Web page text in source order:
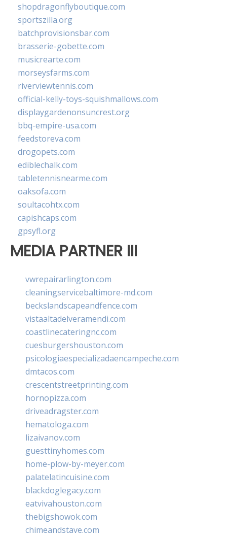
shopdragonflyboutique.com
sportszilla.org
batchprovisionsbar.com
brasserie-gobette.com
musicrearte.com
morseysfarms.com
riverviewtennis.com
official-kelly-toys-squishmallows.com
displaygardenonsuncrest.org
bbq-empire-usa.com
feedstoreva.com
drogopets.com
ediblechalk.com
tabletennisnearme.com
oaksofa.com
soultacohtx.com
capishcaps.com
gpsyfl.org
MEDIA PARTNER III
vwrepairarlington.com
cleaningservicebaltimore-md.com
beckslandscapeandfence.com
vistaaltadelveramendi.com
coastlinecateringnc.com
cuesburgershouston.com
psicologiaespecializadaencampeche.com
dmtacos.com
crescentstreetprinting.com
hornopizza.com
driveadragster.com
hematologa.com
lizaivanov.com
guesttinyhomes.com
home-plow-by-meyer.com
palatelatincuisine.com
blackdoglegacy.com
eatvivahouston.com
thebigshowok.com
chimeandstave.com